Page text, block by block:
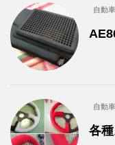
自動
自動
各